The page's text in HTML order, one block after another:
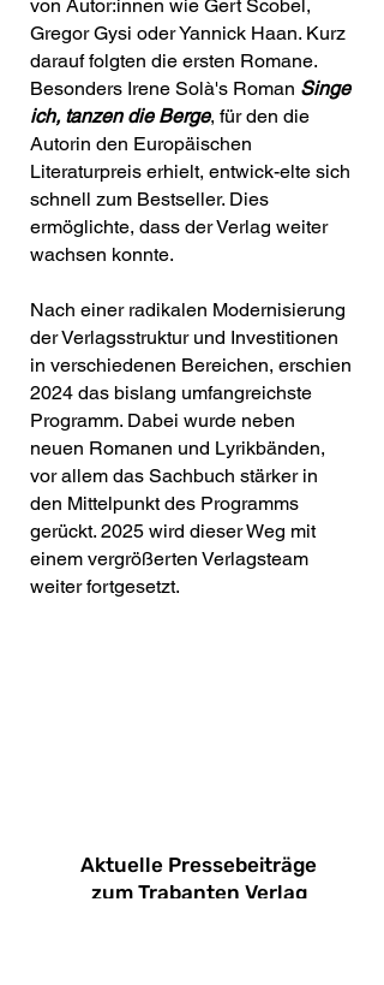
von Autor:innen wie Gert Scobel,
Gregor Gysi oder Yannick Haan. Kurz
darauf folgten die ersten Romane.
Besonders Irene Solà's Roman Singe
ich, tanzen die Berge, für den die
Autorin den Europäischen
Literaturpreis erhielt, entwick-elte sich
schnell zum Bestseller. Dies
ermöglichte, dass der Verlag weiter
wachsen konnte.
Nach einer radikalen Modernisierung
der Verlagsstruktur und Investitionen
in verschiedenen Bereichen, erschien
2024 das bislang umfangreichste
Programm. Dabei wurde neben
neuen Romanen und Lyrikbänden,
vor allem das Sachbuch stärker in
den Mittelpunkt des Programms
gerückt. 2025 wird dieser Weg mit
einem vergrößerten Verlagsteam
weiter fortgesetzt.
Aktuelle Pressebeiträge
zum Trabanten Verlag